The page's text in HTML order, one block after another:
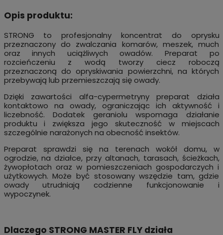
Opis produktu:
STRONG to profesjonalny koncentrat do oprysku
przeznaczony do zwalczania komarów, meszek, much
oraz innych uciążliwych owadów. Preparat po
rozcieńczeniu z wodą tworzy ciecz roboczą
przeznaczoną do opryskiwania powierzchni, na których
przebywają lub przemieszczają się owady.
Dzięki zawartości alfa-cypermetryny preparat działa
kontaktowo na owady, ograniczając ich aktywność i
liczebność. Dodatek geraniolu wspomaga działanie
produktu i zwiększa jego skuteczność w miejscach
szczególnie narażonych na obecność insektów.
Preparat sprawdzi się na terenach wokół domu, w
ogrodzie, na działce, przy altanach, tarasach, ścieżkach,
żywopłotach oraz w pomieszczeniach gospodarczych i
użytkowych. Może być stosowany wszędzie tam, gdzie
owady utrudniają codzienne funkcjonowanie i
wypoczynek.
Dlaczego STRONG MASTER FLY działa